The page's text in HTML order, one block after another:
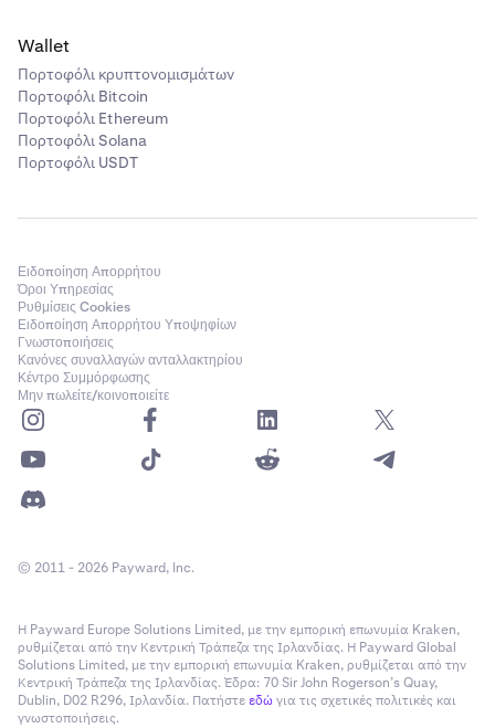
Wallet
Πορτοφόλι κρυπτονομισμάτων
Πορτοφόλι Bitcoin
Πορτοφόλι Ethereum
Πορτοφόλι Solana
Πορτοφόλι USDT
Ειδοποίηση Απορρήτου
Όροι Υπηρεσίας
Ρυθμίσεις Cookies
Ειδοποίηση Απορρήτου Υποψηφίων
Γνωστοποιήσεις
Κανόνες συναλλαγών ανταλλακτηρίου
Κέντρο Συμμόρφωσης
Μην πωλείτε/κοινοποιείτε
© 2011 - 2026 Payward, Inc.
Η Payward Europe Solutions Limited, με την εμπορική επωνυμία Kraken,
ρυθμίζεται από την Κεντρική Τράπεζα της Ιρλανδίας. Η Payward Global
Solutions Limited, με την εμπορική επωνυμία Kraken, ρυθμίζεται από την
Κεντρική Τράπεζα της Ιρλανδίας. Έδρα: 70 Sir John Rogerson’s Quay,
Dublin, D02 R296, Ιρλανδία. Πατήστεεδώγια τις σχετικές πολιτικές και
γνωστοποιήσεις.